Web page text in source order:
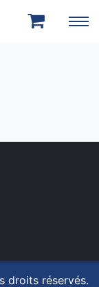
droits réservés.